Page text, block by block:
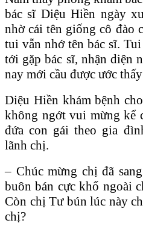
bác sĩ Diệu Hiền ngày
nhờ cái tên giống cô đào
tui vẫn nhớ tên bác sĩ.
tới gặp bác sĩ, nhận diện
nay mới cầu được ước
Diệu Hiền khám bệnh
không ngớt vui mừng kể
đứa con gái theo gia
lãnh chị.
– Chúc mừng chị đã
buôn bán cực khổ ngoài
Còn chị Tư bún lúc này
chị?